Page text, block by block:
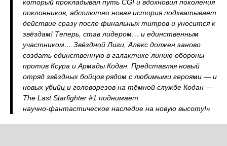
который прокладывал путь CGI и вдохновил поколения
поклонников, абсолютно новая история подхватывает
действие сразу после финальных титров и уносится к
звёздам! Теперь, став лидером… и единственным
участником… Звёздной Лиги, Алекс должен заново
создать единственную в галактике линию обороны
против Ксура и Армады Кодан. Представляя новый
отряд звёздных бойцов рядом с любимыми героями — и
новых убийц и головорезов на тёмной службе Кодан —
The Last Starfighter #1 поднимает
научно‑фантастическое наследие на новую высоту!»